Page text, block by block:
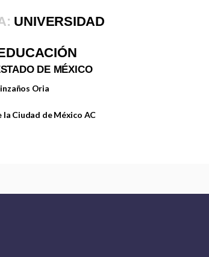
UNIVERSIDAD
DE MÉXICO
Oria
Ciudad de México AC